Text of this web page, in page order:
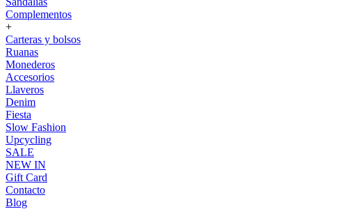
Complementos
+
Carteras y bolsos
Ruanas
Monederos
Accesorios
Llaveros
Denim
Fiesta
Slow Fashion
Upcycling
SALE
NEW IN
Gift Card
Contacto
Blog